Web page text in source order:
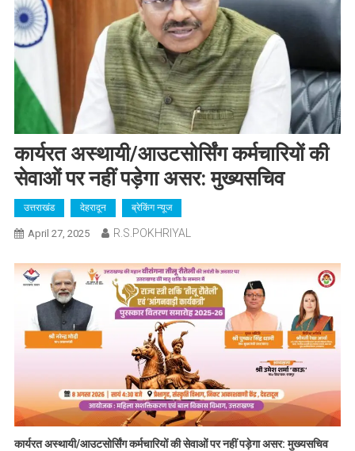
कार्यरत अस्थायी/आउटसोर्सिंग कर्मचारियों की
सेवाओं पर नहीं पड़ेगा असर: मुख्यसचिव
उत्तराखंड देहरादून ब्रेकिंग न्यूज
April 27, 2025 R.S.POKHRIYAL
कार्यरत अस्थायी/आउटसोर्सिंग कर्मचारियों की सेवाओं पर नहीं पड़ेगा असर: मुख्यसचिव